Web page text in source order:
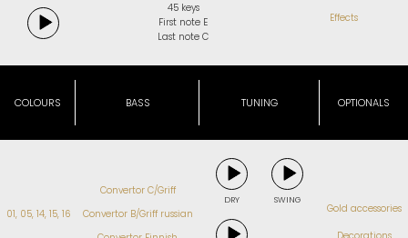
45 keys
First note E
Last note C
Effects
COLOURS BASS TUNING OPTIONALS
01, 05, 14, 15, 16
Convertor C/Griff
Convertor B/Griff russian
DRY SWING
Gold accessories